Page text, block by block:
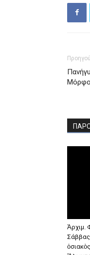
Ἀρχιμ.
Σάββας